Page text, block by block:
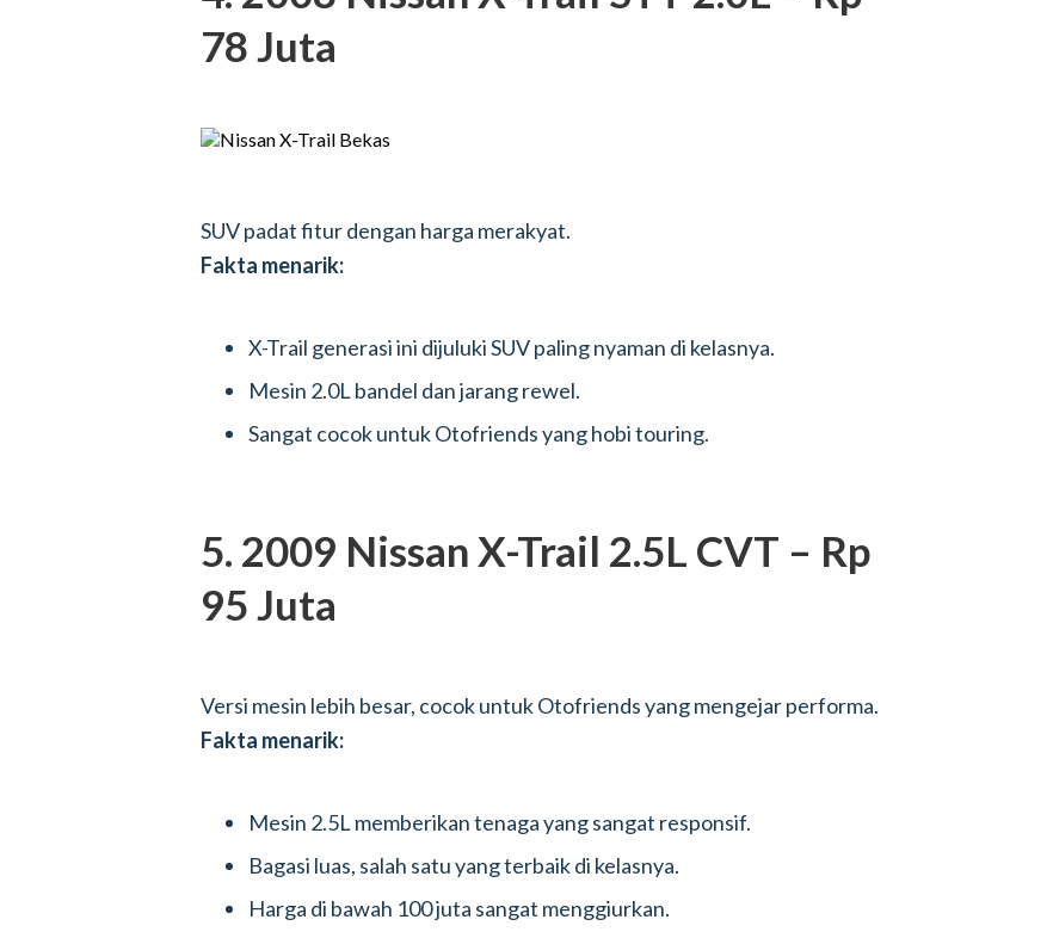
78 Juta
SUV padat fitur dengan harga merakyat.
Fakta menarik:
X-Trail generasi ini dijuluki SUV paling nyaman di kelasnya.
Mesin 2.0L bandel dan jarang rewel.
Sangat cocok untuk Otofriends yang hobi touring.
5. 2009 Nissan X-Trail 2.5L CVT – Rp
95 Juta
Versi mesin lebih besar, cocok untuk Otofriends yang mengejar performa.
Fakta menarik:
Mesin 2.5L memberikan tenaga yang sangat responsif.
Bagasi luas, salah satu yang terbaik di kelasnya.
Harga di bawah 100 juta sangat menggiurkan.